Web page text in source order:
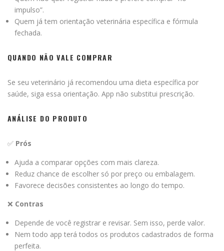
impulso”.
Quem já tem orientação veterinária específica e fórmula
fechada.
QUANDO NÃO VALE COMPRAR
Se seu veterinário já recomendou uma dieta específica por
saúde, siga essa orientação. App não substitui prescrição.
ANÁLISE DO PRODUTO
✅ Prós
Ajuda a comparar opções com mais clareza.
Reduz chance de escolher só por preço ou embalagem.
Favorece decisões consistentes ao longo do tempo.
❌ Contras
Depende de você registrar e revisar. Sem isso, perde valor.
Nem todo app terá todos os produtos cadastrados de forma
perfeita.